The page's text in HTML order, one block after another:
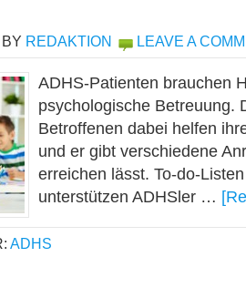
BY REDAKTION LEAVE A
ADHS-Patienten brauchen
psychologische Betreuung.
Betroffenen dabei helfen
und er gibt verschiedene
erreichen lässt. To-do-
unterstützen ADHSler …
ADHS